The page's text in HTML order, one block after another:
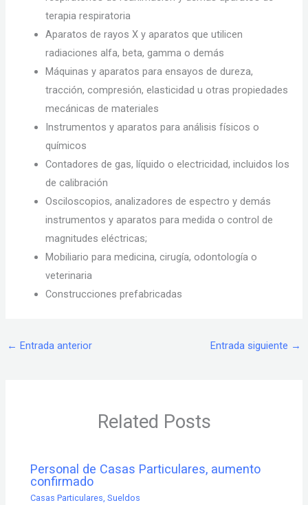
terapia respiratoria
Aparatos de rayos X y aparatos que utilicen
radiaciones alfa, beta, gamma o demás
Máquinas y aparatos para ensayos de dureza,
tracción, compresión, elasticidad u otras propiedades
mecánicas de materiales
Instrumentos y aparatos para análisis físicos o
químicos
Contadores de gas, líquido o electricidad, incluidos los
de calibración
Osciloscopios, analizadores de espectro y demás
instrumentos y aparatos para medida o control de
magnitudes eléctricas;
Mobiliario para medicina, cirugía, odontología o
veterinaria
Construcciones prefabricadas
← Entrada anterior Entrada siguiente →
Related Posts
Personal de Casas Particulares, aumento
confirmado
Casas Particulares,Sueldos